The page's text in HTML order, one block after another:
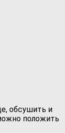
обсушить и
положить